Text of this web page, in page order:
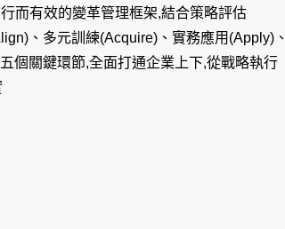
而有效的變革管理框架,結合策略評估
、多元訓練(Acquire)、實務應用(Apply)、
個關鍵環節,全面打通企業上下,從戰略執行